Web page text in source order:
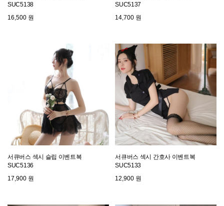
SUC5138
16,500 원
SUC5137
14,700 원
서큐버스 섹시 슬립 이벤트복
SUC5136
17,900 원
서큐버스 섹시 간호사 이벤트복
SUC5133
12,900 원